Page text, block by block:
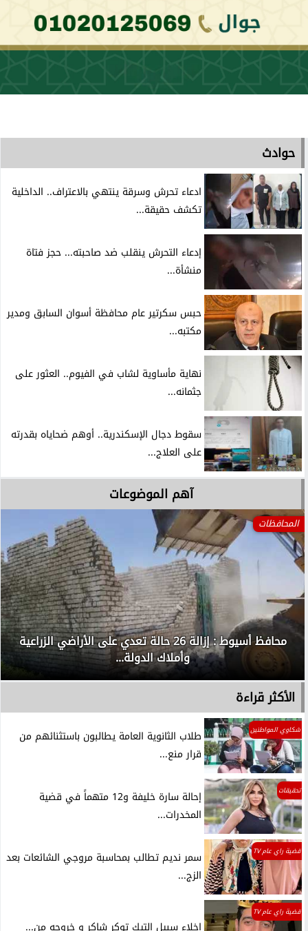
حوادث
ادعاء تحرش وسرقة ينتهي بالاعتراف.. الداخلية
تكشف حقيقة...
إدعاء التحرش ينقلب ضد صاحبته... حجز فتاة
منشأة...
حبس سكرتير عام محافظة أسوان السابق ومدير
مكتبه...
نهاية مأساوية لشاب في الفيوم.. العثور على
جثمانه...
سقوط دجال الإسكندرية.. أوهم ضحاياه بقدرته
على العلاج...
آهم الموضوعات
المحافظات
محافظ أسيوط : إزالة 26 حالة تعدي على الأراضي الزراعية
وأملاك الدولة...
الأكثر قراءة
شكاوي المواطنين
طلاب الثانوية العامة يطالبون باستثنائهم من
قرار منع...
تحقيقات
إحالة سارة خليفة و12 متهماً في قضية
المخدرات...
قضية راي عام TV
سمر نديم تطالب بمحاسبة مروجي الشائعات بعد
الزج...
قضية راي عام TV
اخلاء سبيل التيك توكر شاكر و خروجه من...